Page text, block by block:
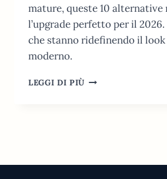
mature, queste 10 alternative
l’upgrade perfetto per il
che stanno ridefinendo il look
moderno.
LEGGI DI PIÙ 10
DI